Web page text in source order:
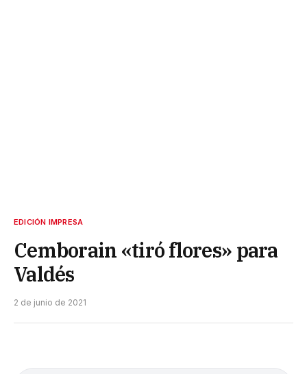
EDICIÓN IMPRESA
Cemborain «tiró flores» para
Valdés
2 de junio de 2021